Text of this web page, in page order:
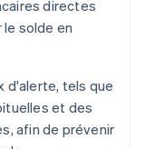
directes
solde en
d'alerte, tels que
et des
afin de prévenir